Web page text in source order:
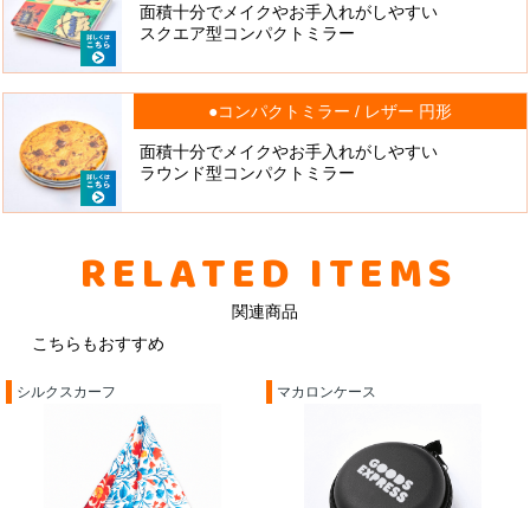
面積十分でメイクやお手入れがしやすい
スクエア型コンパクトミラー
●コンパクトミラー / レザー 円形
面積十分でメイクやお手入れがしやすい
ラウンド型コンパクトミラー
RELATED ITEMS
関連商品
こちらもおすすめ
シルクスカーフ マカロンケース